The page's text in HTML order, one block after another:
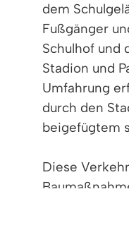
dem
Fußgänger
Schulhof und
Stadion und
Umfahrung
durch den
beigefügtem
Diese